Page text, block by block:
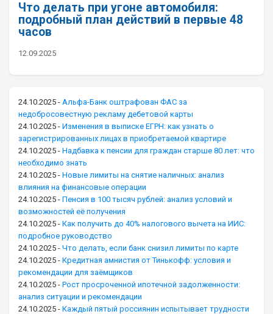
Что делать при угоне автомобиля:
подробный план действий в первые 48
часов
12.09.2025
24.10.2025 - Альфа-Банк оштрафован ФАС за
недобросовестную рекламу дебетовой карты
24.10.2025 - Изменения в выписке ЕГРН: как узнать о
зарегистрированных лицах в приобретаемой квартире
24.10.2025 - Надбавка к пенсии для граждан старше 80 лет: что
необходимо знать
24.10.2025 - Новые лимиты на снятие наличных: анализ
влияния на финансовые операции
24.10.2025 - Пенсия в 100 тысяч рублей: анализ условий и
возможностей её получения
24.10.2025 - Как получить до 40% налогового вычета на ИИС:
подробное руководство
24.10.2025 - Что делать, если банк снизил лимиты по карте
24.10.2025 - Кредитная амнистия от Тинькофф: условия и
рекомендации для заёмщиков
24.10.2025 - Рост просроченной ипотечной задолженности:
анализ ситуации и рекомендации
24.10.2025 - Каждый пятый россиянин испытывает трудности